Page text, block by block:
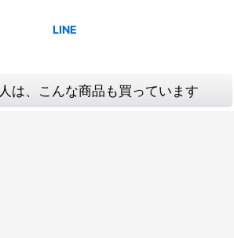
は、こんな商品も買っています